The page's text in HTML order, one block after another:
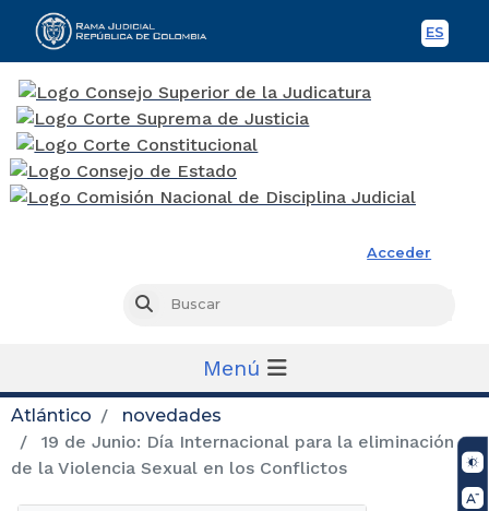
ES
Acceder
Buscar
Menú
Atlántico
novedades
19 de Junio: Día Internacional para la eliminación
de la Violencia Sexual en los Conflictos